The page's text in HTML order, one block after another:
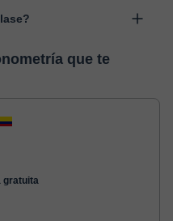
con muchas
tiempo real. En el siguiente
y conocerla: Ver aula
nuestro TPV virtual.
pago:
recibirás un e-mail de
que te
gratuita